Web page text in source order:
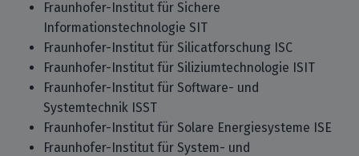
Fraunhofer-Institut für Sichere
Informationstechnologie SIT
Fraunhofer-Institut für Silicatforschung ISC
Fraunhofer-Institut für Siliziumtechnologie ISIT
Fraunhofer-Institut für Software- und
Systemtechnik ISST
Fraunhofer-Institut für Solare Energiesysteme ISE
Fraunhofer-Institut für System- und